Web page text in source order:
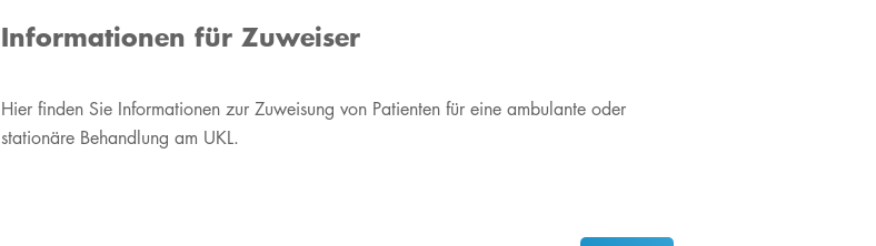
Informationen für Zuweiser
​Hier finden Sie Informationen zur Zuweisung von Patienten für eine ambulante oder
stationäre Behandlung am UKL.​